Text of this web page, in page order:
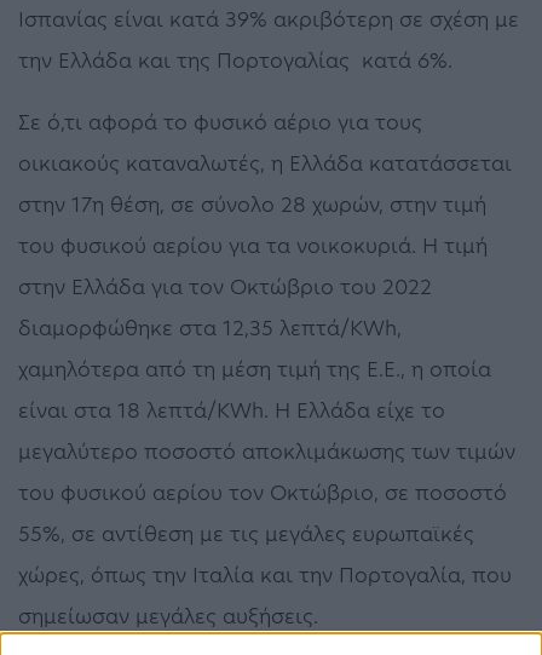
Ισπανίας είναι κατά 39% ακριβότερη σε σχέση με
την Ελλάδα και της Πορτογαλίας κατά 6%.
Σε ό,τι αφορά το φυσικό αέριο για τους
οικιακούς καταναλωτές, η Ελλάδα κατατάσσεται
στην 17η θέση, σε σύνολο 28 χωρών, στην τιμή
του φυσικού αερίου για τα νοικοκυριά. Η τιμή
στην Ελλάδα για τον Οκτώβριο του 2022
διαμορφώθηκε στα 12,35 λεπτά/KWh,
χαμηλότερα από τη μέση τιμή της Ε.Ε., η οποία
είναι στα 18 λεπτά/KWh. Η Ελλάδα είχε το
μεγαλύτερο ποσοστό αποκλιμάκωσης των τιμών
του φυσικού αερίου τον Οκτώβριο, σε ποσοστό
55%, σε αντίθεση με τις μεγάλες ευρωπαϊκές
χώρες, όπως την Ιταλία και την Πορτογαλία, που
σημείωσαν μεγάλες αυξήσεις.